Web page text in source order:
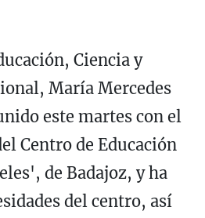
Ciencia y
María Mercedes
este martes con el
Centro de Educación
de Badajoz, y ha
del centro, así